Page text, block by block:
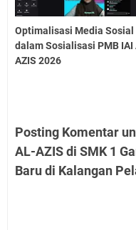
Optimalisasi Media Sosial
dalam Sosialisasi PMB IAI
AZIS 2026
Posting Komentar
AL-AZIS di SMK 1
Baru di Kalangan